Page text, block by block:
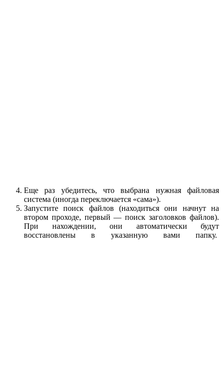
Еще раз убедитесь, что выбрана нужная файловая
система (иногда переключается «сама»).
Запустите поиск файлов (находиться они начнут на
втором проходе, первый — поиск заголовков файлов).
При нахождении, они автоматически будут
восстановлены в указанную вами папку.